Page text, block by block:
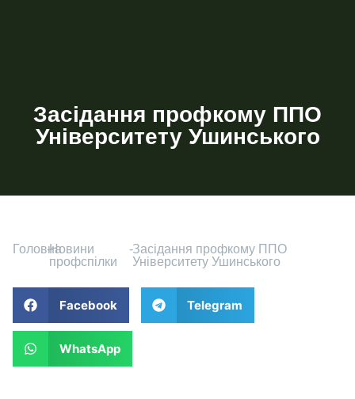
Засідання профкому ППО
Університету Ушинського
Головна
-Новини
профспілки
-Засідання профкому ППО
Університету Ушинського
Facebook Telegram
WhatsApp